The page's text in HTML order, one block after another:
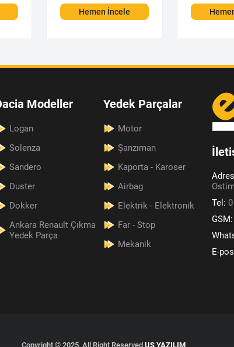
Hemen İncele
Modeller
Logan
Solenza
Sandero
Duster
Dokker
Ankara Renault Çıkma
Yedek Parça
Yedek Parçalar
Motor
Şanzıman
Kaporta - Karoser
Airbag
Elektrik - Elektronik
Far - Stop
Mekanik
Tel:
GSM:
E-
Copyright © 2025, All Right Reserved US YAZILIM